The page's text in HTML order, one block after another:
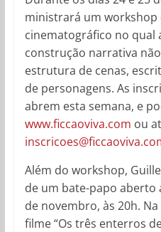
ministrará um
cinematográfico no qual
construção narrativa
estrutura de cenas,
de personagens. As
abrem esta semana, e
www.ficcaoviva.com ou
Além do workshop,
de um bate-papo aberto
de novembro, às 20h.
filme “Os três enterros